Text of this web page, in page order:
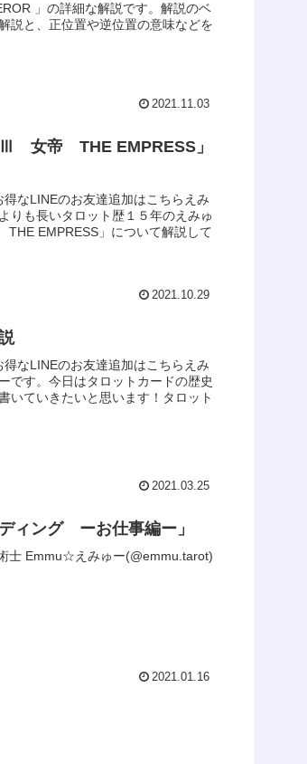
」の詳細な解説です。解説のベ
説と、正位置や逆位置の意味などを
2021.11.03
女帝 THE EMPRESS」
なLINEのお友達追加はこちらえみ
りも長いタロット歴１５年のえみゅ
EMPRESS」について解説して
2021.10.29
なLINEのお友達追加はこちらえみ
です。今日はタロットカードの歴史
いていきたいと思います！タロット
2021.03.25
ィング ーお仕事編ー」
士 Emmu☆えみゅー(@emmu.tarot)
2021.01.16